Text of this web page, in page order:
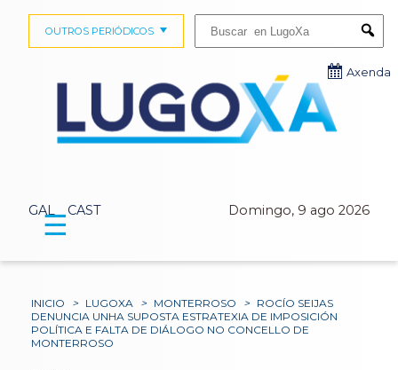
GAL CAST Domingo, 9 ago 2026
OUTROS PERIÓDICOS
Axenda
☰
INICIO > LUGOXA > MONTERROSO > ROCÍO SEIJAS
DENUNCIA UNHA SUPOSTA ESTRATEXIA DE IMPOSICIÓN
POLÍTICA E FALTA DE DIÁLOGO NO CONCELLO DE
MONTERROSO